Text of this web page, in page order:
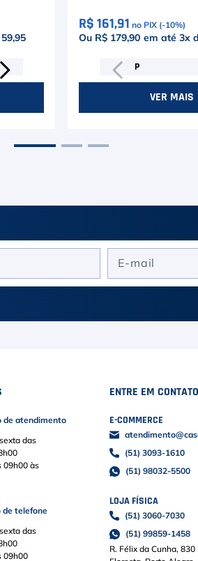
59,95
R$ 161,91 no PIX (-10%)
Ou R$ 179,90 em até 3x
P
VER MAIS
de atendimento
das
09h00 às
de telefone
das
09h00
ENTRE EM CONTATO
E-COMMERCE
(51) 3093-1610
(51) 98032-5500
LOJA FÍSICA
(51) 3060-7030
(51) 99859-1458
R. Félix da Cunha, 830